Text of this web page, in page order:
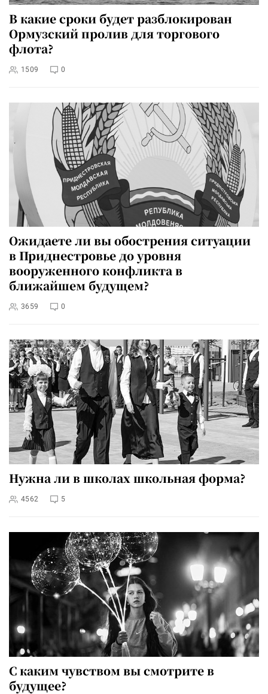
В какие сроки будет разблокирован
Ормузский пролив для торгового
флота?
1509 0
Ожидаете ли вы обострения ситуации
в Приднестровье до уровня
вооруженного конфликта в
ближайшем будущем?
3659 0
Нужна ли в школах школьная форма?
4562 5
С каким чувством вы смотрите в
будущее?